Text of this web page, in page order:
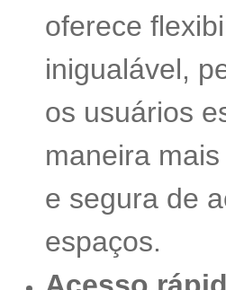
oferece
inigualável,
os usuários
maneira
e segura de
espaços.